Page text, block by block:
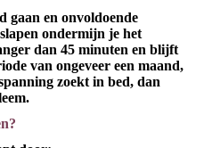
gaan en onvoldoende
ondermijn je het
dan 45 minuten en blijft
van ongeveer een maand,
zoekt in bed, dan